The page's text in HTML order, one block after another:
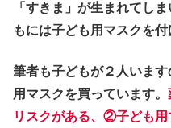
「すきま」が生まれてし
もには子ども用マスクを付
筆者も子どもが２人いま
用マスクを買っています。
リスクがある、②子ども